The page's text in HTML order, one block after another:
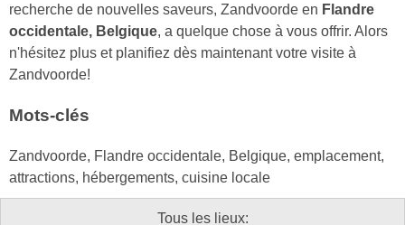
recherche de nouvelles saveurs, Zandvoorde en Flandre
occidentale, Belgique, a quelque chose à vous offrir. Alors
n'hésitez plus et planifiez dès maintenant votre visite à
Zandvoorde!
Mots-clés
Zandvoorde, Flandre occidentale, Belgique, emplacement,
attractions, hébergements, cuisine locale
Tous les lieux: